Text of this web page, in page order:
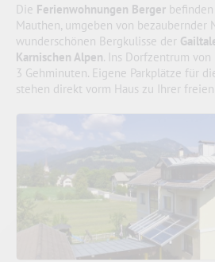
Die Ferienwohnungen Berger
Mauthen, umgeben von bezaubernder
wunderschönen Bergkulisse der
Karnischen Alpen. Ins Dorfzentrum
3 Gehminuten. Eigene Parkplätze für
stehen direkt vorm Haus zu Ihrer